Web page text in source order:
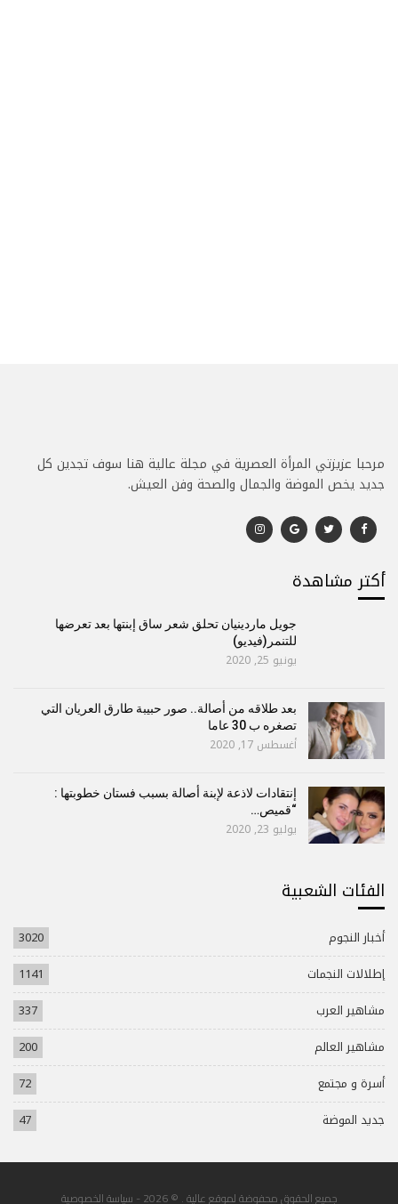
مرحبا عزيزتي المرأة العصرية في مجلة عالية هنا سوف تجدين كل
جديد يخص الموضة والجمال والصحة وفن العيش.
أكتر مشاهدة
جويل ماردينيان تحلق شعر ساق إبنتها بعد تعرضها
للتنمر(فيديو)
يونيو 25, 2020
بعد طلاقه من أصالة.. صور حبيبة طارق العريان التي
تصغره ب 30 عاما
أغسطس 17, 2020
إنتقادات لاذعة لإبنة أصالة بسبب فستان خطوبتها :
“قميص…
يوليو 23, 2020
الفئات الشعبية
أخبار النجوم
3020
إطلالات النجمات
1141
مشاهير العرب
337
مشاهير العالم
200
أسرة و مجتمع
72
جديد الموضة
47
جميع الحقوق محفوضة لموقع عالية . © 2026 - سياسة الخصوصية